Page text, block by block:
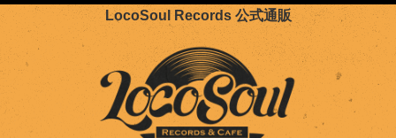
LocoSoul Records 公式通販